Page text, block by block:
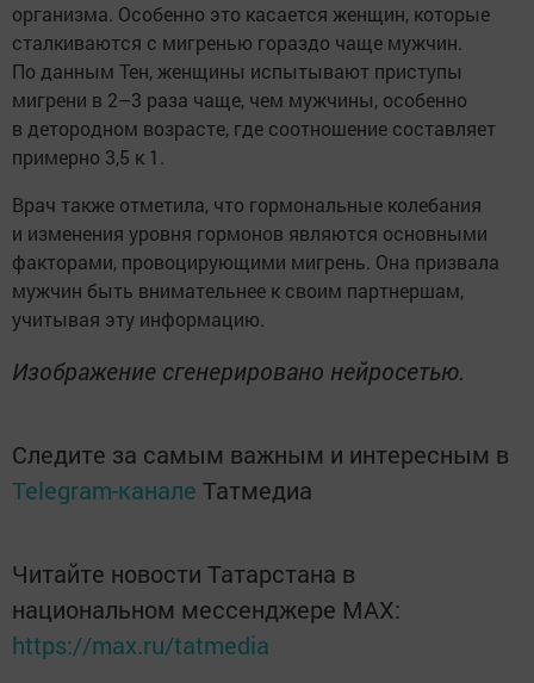
организма. Особенно это касается женщин, которые
сталкиваются с мигренью гораздо чаще мужчин.
По данным Тен, женщины испытывают приступы
мигрени в 2–3 раза чаще, чем мужчины, особенно
в детородном возрасте, где соотношение составляет
примерно 3,5 к 1.
Врач также отметила, что гормональные колебания
и изменения уровня гормонов являются основными
факторами, провоцирующими мигрень. Она призвала
мужчин быть внимательнее к своим партнершам,
учитывая эту информацию.
Изображение сгенерировано нейросетью.
Следите за самым важным и интересным в
Telegram-канале Татмедиа
Читайте новости Татарстана в
национальном мессенджере MАХ:
https://max.ru/tatmedia